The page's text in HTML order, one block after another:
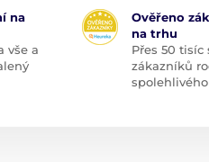
na
vše a
Ověřeno
na trhu
Přes 50 tisíc
zákazníků